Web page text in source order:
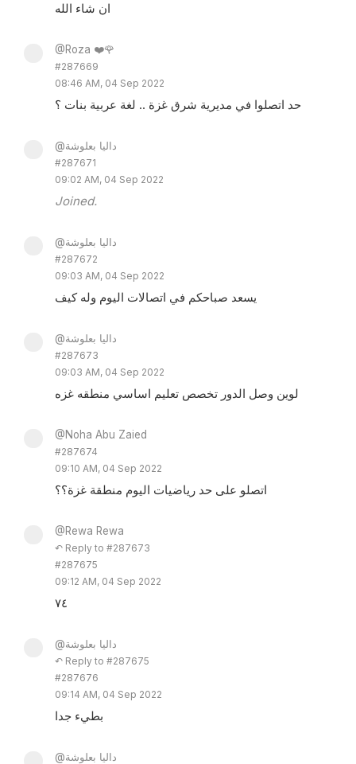
ان شاء الله
@Roza ❤️🌹
#287669
08:46 AM, 04 Sep 2022
حد اتصلوا في مديرية شرق غزة .. لغة عربية بنات ؟
@داليا بعلوشة
#287671
09:02 AM, 04 Sep 2022
Joined.
@داليا بعلوشة
#287672
09:03 AM, 04 Sep 2022
يسعد صباحكم في اتصالات اليوم وله كيف
@داليا بعلوشة
#287673
09:03 AM, 04 Sep 2022
لوين وصل الدور تخصص تعليم اساسي منطقه غزه
@Noha Abu Zaied
#287674
09:10 AM, 04 Sep 2022
اتصلو على حد رياضيات اليوم منطقة غزة؟؟
@Rewa Rewa
↶ Reply to #287673
#287675
09:12 AM, 04 Sep 2022
٧٤
@داليا بعلوشة
↶ Reply to #287675
#287676
09:14 AM, 04 Sep 2022
بطيء جدا
@داليا بعلوشة